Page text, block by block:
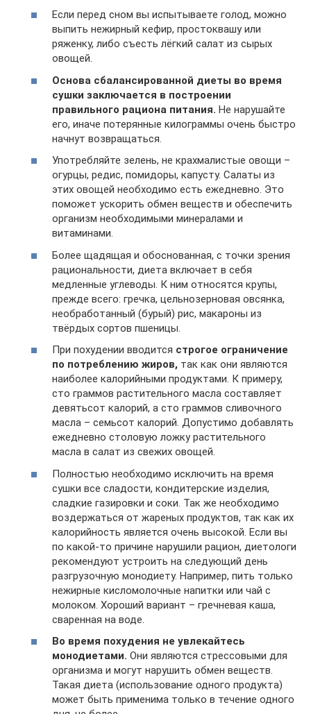
Если перед сном вы испытываете голод, можно
выпить нежирный кефир, простоквашу или
ряженку, либо съесть лёгкий салат из сырых
овощей.
Основа сбалансированной диеты во время
сушки заключается в построении
правильного рациона питания. Не нарушайте
его, иначе потерянные килограммы очень быстро
начнут возвращаться.
Употребляйте зелень, не крахмалистые овощи –
огурцы, редис, помидоры, капусту. Салаты из
этих овощей необходимо есть ежедневно. Это
поможет ускорить обмен веществ и обеспечить
организм необходимыми минералами и
витаминами.
Более щадящая и обоснованная, с точки зрения
рациональности, диета включает в себя
медленные углеводы. К ним относятся крупы,
прежде всего: гречка, цельнозерновая овсянка,
необработанный (бурый) рис, макароны из
твёрдых сортов пшеницы.
При похудении вводится строгое ограничение
по потреблению жиров, так как они являются
наиболее калорийными продуктами. К примеру,
сто граммов растительного масла составляет
девятьсот калорий, а сто граммов сливочного
масла – семьсот калорий. Допустимо добавлять
ежедневно столовую ложку растительного
масла в салат из свежих овощей.
Полностью необходимо исключить на время
сушки все сладости, кондитерские изделия,
сладкие газировки и соки. Так же необходимо
воздержаться от жареных продуктов, так как их
калорийность является очень высокой. Если вы
по какой-то причине нарушили рацион, диетологи
рекомендуют устроить на следующий день
разгрузочную монодиету. Например, пить только
нежирные кисломолочные напитки или чай с
молоком. Хороший вариант – гречневая каша,
сваренная на воде.
Во время похудения не увлекайтесь
монодиетами. Они являются стрессовыми для
организма и могут нарушить обмен веществ.
Такая диета (использование одного продукта)
может быть применима только в течение одного